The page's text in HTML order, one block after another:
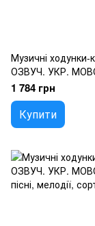
Музичні
ОЗВУЧ. УКР.
пісні, стопор
1 784 грн
Купити